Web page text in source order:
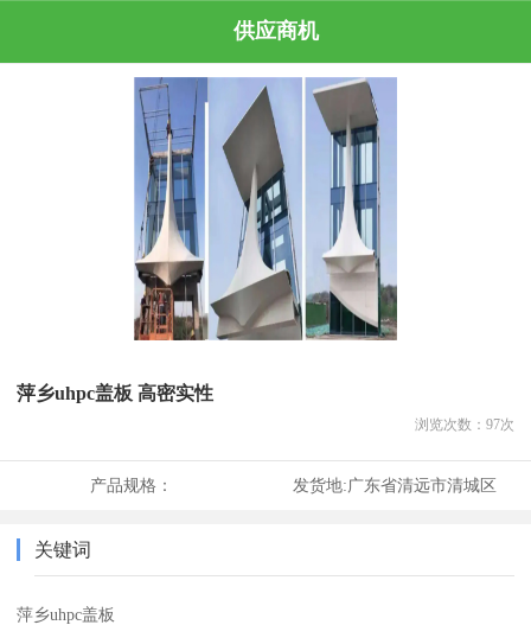
供应商机
萍乡uhpc盖板 高密实性
浏览次数： 97次
产品规格： 发货地:广东省清远市清城区
关键词
萍乡uhpc盖板